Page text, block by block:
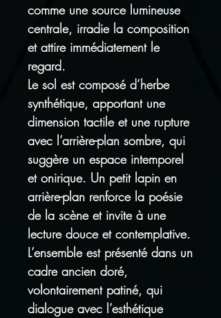
comme une source lumineuse
centrale, irradie la composition
et attire immédiatement le
regard.
Le sol est composé d’herbe
synthétique, apportant une
dimension tactile et une rupture
avec l’arrière-plan sombre, qui
suggère un espace intemporel
et onirique. Un petit lapin en
arrière-plan renforce la poésie
de la scène et invite à une
lecture douce et contemplative.
L’ensemble est présenté dans un
cadre ancien doré,
volontairement patiné, qui
dialogue avec l’esthétique